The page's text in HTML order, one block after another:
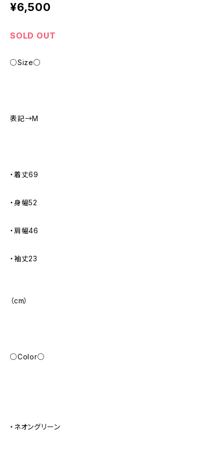
¥6,500
SOLD OUT
○Size○
表記→M
・着丈69
・身幅52
・肩幅46
・袖丈23
（cm）
○Color○
・ネオングリーン